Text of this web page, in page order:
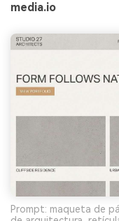
media.io
Prompt: maqueta de